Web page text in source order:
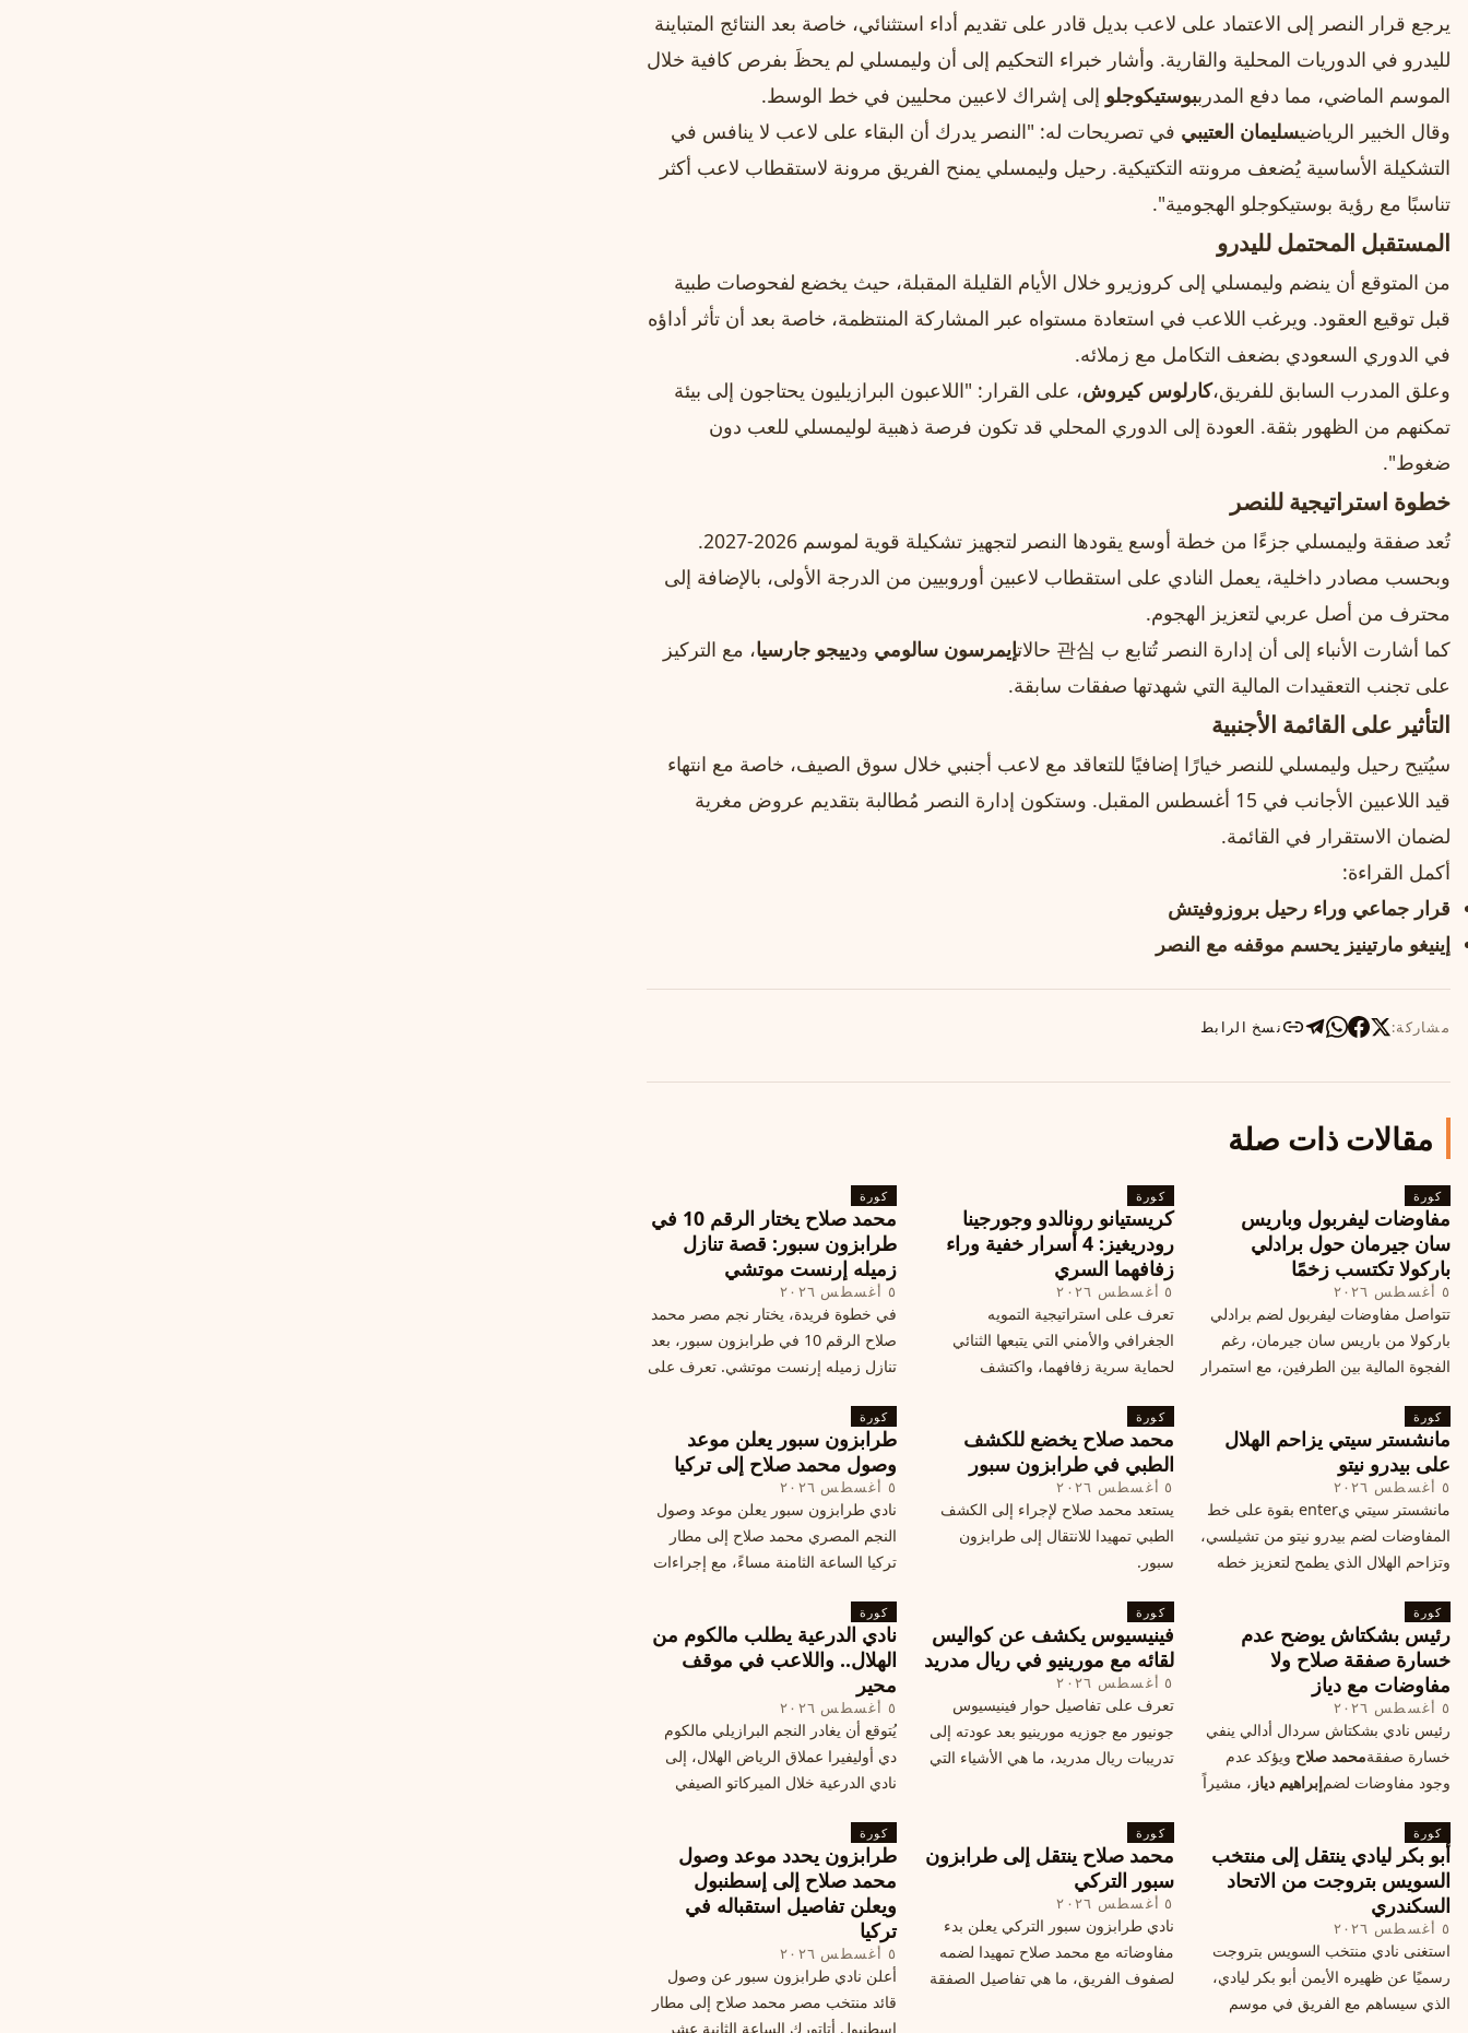
يرجع قرار النصر إلى الاعتماد على لاعب بديل قادر على تقديم أداء استثنائي، خاصة بعد النتائج المتباينة
لليدرو في الدوريات المحلية والقارية. وأشار خبراء التحكيم إلى أن وليمسلي لم يحظَ بفرص كافية خلال
الموسم الماضي، مما دفع المدرببوستيكوجلو إلى إشراك لاعبين محليين في خط الوسط.
وقال الخبير الرياضيسليمان العتيبي في تصريحات له: "النصر يدرك أن البقاء على لاعب لا ينافس في
التشكيلة الأساسية يُضعف مرونته التكتيكية. رحيل وليمسلي يمنح الفريق مرونة لاستقطاب لاعب أكثر
تناسبًا مع رؤية بوستيكوجلو الهجومية".
المستقبل المحتمل لليدرو
من المتوقع أن ينضم وليمسلي إلى كروزيرو خلال الأيام القليلة المقبلة، حيث يخضع لفحوصات طبية
قبل توقيع العقود. ويرغب اللاعب في استعادة مستواه عبر المشاركة المنتظمة، خاصة بعد أن تأثر أداؤه
في الدوري السعودي بضعف التكامل مع زملائه.
وعلق المدرب السابق للفريق،كارلوس كيروش، على القرار: "اللاعبون البرازيليون يحتاجون إلى بيئة
تمكنهم من الظهور بثقة. العودة إلى الدوري المحلي قد تكون فرصة ذهبية لوليمسلي للعب دون
ضغوط".
خطوة استراتيجية للنصر
تُعد صفقة وليمسلي جزءًا من خطة أوسع يقودها النصر لتجهيز تشكيلة قوية لموسم 2026-2027.
وبحسب مصادر داخلية، يعمل النادي على استقطاب لاعبين أوروبيين من الدرجة الأولى، بالإضافة إلى
محترف من أصل عربي لتعزيز الهجوم.
كما أشارت الأنباء إلى أن إدارة النصر تُتابع ب 관심 حالات
إيمرسون سالومي ودييجو جارسيا، مع التركيز
على تجنب التعقيدات المالية التي شهدتها صفقات سابقة.
التأثير على القائمة الأجنبية
سيُتيح رحيل وليمسلي للنصر خيارًا إضافيًا للتعاقد مع لاعب أجنبي خلال سوق الصيف، خاصة مع انتهاء
قيد اللاعبين الأجانب في 15 أغسطس المقبل. وستكون إدارة النصر مُطالبة بتقديم عروض مغرية
لضمان الاستقرار في القائمة.
أكمل القراءة:
قرار جماعي وراء رحيل بروزوفيتش
إينيغو مارتينيز يحسم موقفه مع النصر
مشاركة: نسخ الرابط
مقالات ذات صلة
كورة
مفاوضات ليفربول وباريس
سان جيرمان حول برادلي
باركولا تكتسب زخمًا
٥ أغسطس ٢٠٢٦
تتواصل مفاوضات ليفربول لضم برادلي
باركولا من باريس سان جيرمان، رغم
الفجوة المالية بين الطرفين، مع استمرار
إغلاق سوق الانتقالات
كورة
كريستيانو رونالدو وجورجينا
رودريغيز: 4 أسرار خفية وراء
زفافهما السري
٥ أغسطس ٢٠٢٦
تعرف على استراتيجية التمويه
الجغرافي والأمني التي يتبعها الثنائي
لحماية سرية زفافهما، واكتشف
في البرتغال، واعرف ما هي الخطوات
القادمة في هذا الحدث العالمي
كورة
محمد صلاح يختار الرقم 10 في
طرابزون سبور: قصة تنازل
زميله إرنست موتشي
٥ أغسطس ٢٠٢٦
في خطوة فريدة، يختار نجم مصر محمد
صلاح الرقم 10 في طرابزون سبور، بعد
تنازل زميله إرنست موتشي. تعرف على
كورة
مانشستر سيتي يزاحم الهلال
على بيدرو نيتو
٥ أغسطس ٢٠٢٦
مانشستر سيتي يenter بقوة على خط
المفاوضات لضم بيدرو نيتو من تشيلسي،
وتزاحم الهلال الذي يطمح لتعزيز خطه
كورة
محمد صلاح يخضع للكشف
الطبي في طرابزون سبور
٥ أغسطس ٢٠٢٦
يستعد محمد صلاح لإجراء إلى الكشف
الطبي تمهيدا للانتقال إلى طرابزون
سبور.
كورة
طرابزون سبور يعلن موعد
وصول محمد صلاح إلى تركيا
٥ أغسطس ٢٠٢٦
نادي طرابزون سبور يعلن موعد وصول
النجم المصري محمد صلاح إلى مطار
تركيا الساعة الثامنة مساءً، مع إجراءات
جديد ومكافآت مالية.
كورة
رئيس بشكتاش يوضح عدم
خسارة صفقة صلاح ولا
مفاوضات مع دياز
٥ أغسطس ٢٠٢٦
رئيس نادي بشكتاش سردال أدالي ينفي
خسارة صفقةمحمد صلاح ويؤكد عدم
وجود مفاوضات لضمإبراهيم دياز ، مشيراً
محتملة أخرى.
كورة
فينيسيوس يكشف عن كواليس
لقائه مع مورينيو في ريال مدريد
٥ أغسطس ٢٠٢٦
تعرف على تفاصيل حوار فينيسيوس
جونيور مع جوزيه مورينيو بعد عودته إلى
تدريبات ريال مدريد، ما هي الأشياء التي
كورة
نادي الدرعية يطلب مالكوم من
الهلال.. واللاعب في موقف
محير
٥ أغسطس ٢٠٢٦
يُتوقع أن يغادر النجم البرازيلي مالكوم
دي أوليفيرا عملاق الرياض الهلال، إلى
نادي الدرعية خلال الميركاتو الصيفي
هذا الانتقال، وسط تقارير تفيد أن الهلال
يرحب بفراقته.
كورة
أبو بكر ليادي ينتقل إلى منتخب
السويس بتروجت من الاتحاد
السكندري
٥ أغسطس ٢٠٢٦
استغنى نادي منتخب السويس بتروجت
رسميًا عن ظهيره الأيمن أبو بكر ليادي،
الذي سيساهم مع الفريق في موسم
كورة
محمد صلاح ينتقل إلى طرابزون
سبور التركي
٥ أغسطس ٢٠٢٦
نادي طرابزون سبور التركي يعلن بدء
مفاوضاته مع محمد صلاح تمهيدا لضمه
لصفوف الفريق، ما هي تفاصيل الصفقة
كورة
طرابزون يحدد موعد وصول
محمد صلاح إلى إسطنبول
ويعلن تفاصيل استقباله في
تركيا
٥ أغسطس ٢٠٢٦
أعلن نادي طرابزون سبور عن وصول
قائد منتخب مصر محمد صلاح إلى مطار
إسطنبول أتاتورك الساعة الثانية عشر